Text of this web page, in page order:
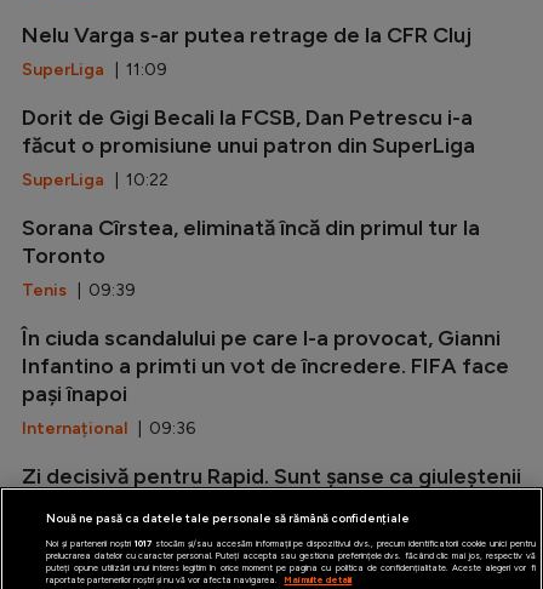
Nelu Varga s-ar putea retrage de la CFR Cluj
SuperLiga | 11:09
Dorit de Gigi Becali la FCSB, Dan Petrescu i-a
făcut o promisiune unui patron din SuperLiga
SuperLiga | 10:22
Sorana Cîrstea, eliminată încă din primul tur la
Toronto
Tenis | 09:39
În ciuda scandalului pe care l-a provocat, Gianni
Infantino a primti un vot de încredere. FIFA face
pași înapoi
Internațional | 09:36
Zi decisivă pentru Rapid. Sunt șanse ca giuleștenii
SuperLiga| 08:55
Nouă ne pasă ca datele tale personale să rămână confidențiale
Noi și partenerii noștri 1017stocăm și/sau accesăm informații pe dispozitivul dvs., precum identificatorii cookie unici pentru
prelucrarea datelor cu caracter personal. Puteți accepta sau gestiona preferințele dvs. făcând clic mai jos, respectiv vă
puteți opune utilizării unui interes legitim în orice moment pe pagina cu politica de confidențialitate. Aceste alegeri vor fi
raportate partenerilor noștri și nu vă vor afecta navigarea.
Mai multe detalii